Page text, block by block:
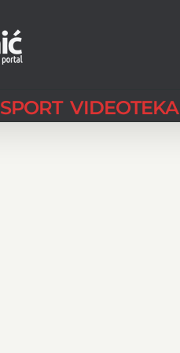
SPORT VIDEOTEKA